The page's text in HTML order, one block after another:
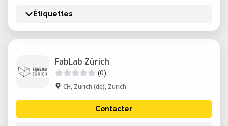
Étiquettes
FabLab Zürich
(0)
CH, Zürich (de), Zurich
Contacter